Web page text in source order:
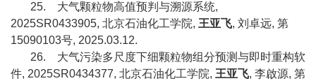
25.
大气颗粒物高值预判与溯源系统,
2025SR0433905, 北京石油化工学院, 王亚飞, 刘卓远, 第
15090103号, 2025.03.12.
26.
大气污染多尺度下细颗粒物组分预测与即时重构软
件, 2025SR0434377, 北京石油化工学院, 王亚飞, 李啟源, 第